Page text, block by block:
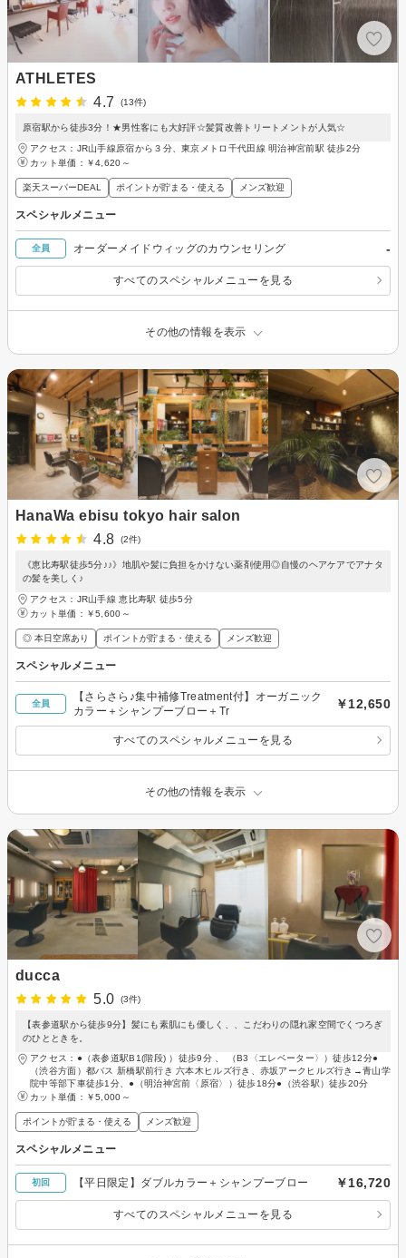
ATHLETES
4.7
(13件)
原宿駅から徒歩3分！★男性客にも大好評☆髪質改善トリートメントが人気☆
アクセス：JR山手線原宿から３分、東京メトロ千代田線 明治神宮前駅 徒歩2分
カット単価： ￥4,620～
楽天スーパーDEAL ポイントが貯まる・使える メンズ歓迎
スペシャルメニュー
全員 オーダーメイドウィッグのカウンセリング -
すべてのスペシャルメニューを見る
その他の情報を表示
HanaWa ebisu tokyo hair salon
4.8
(2件)
《恵比寿駅徒歩5分♪♪》地肌や髪に負担をかけない薬剤使用◎自慢のヘアケアでアナタ
の髪を美しく♪
アクセス：JR山手線 恵比寿駅 徒歩5分
カット単価： ￥5,600～
◎ 本日空席あり ポイントが貯まる・使える メンズ歓迎
スペシャルメニュー
全員
【さらさら♪集中補修Treatment付】オーガニック
カラー＋シャンプーブロー＋Tr
￥12,650
すべてのスペシャルメニューを見る
その他の情報を表示
ducca
5.0
(3件)
【表参道駅から徒歩9分】髪にも素肌にも優しく、、こだわりの隠れ家空間でくつろぎ
のひとときを。
アクセス：●（表参道駅B1(階段) ）徒歩9分 、 （B3〈エレベーター〉）徒歩12分●
（渋谷方面）都バス 新橋駅前行き 六本木ヒルズ行き、赤坂アークヒルズ行き→青山学
院中等部下車徒歩1分、●（明治神宮前〈原宿〉）徒歩18分●（渋谷駅）徒歩20分
カット単価： ￥5,000～
ポイントが貯まる・使える メンズ歓迎
スペシャルメニュー
初回 【平日限定】ダブルカラー＋シャンプーブロー ￥16,720
すべてのスペシャルメニューを見る